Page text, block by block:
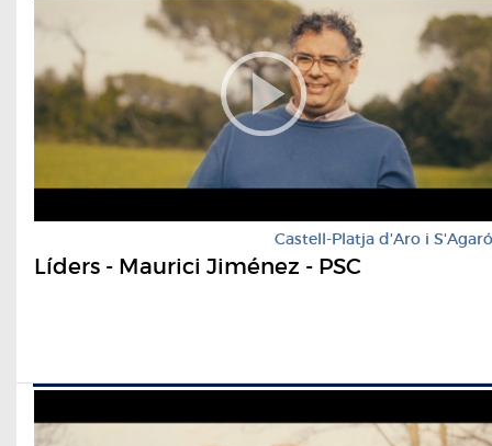
Castell-Platja d'Aro i S'Agaró
Líders - Maurici Jiménez - PSC